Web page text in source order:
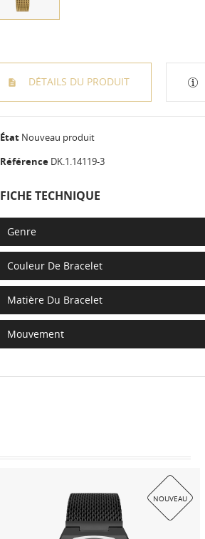
DÉTAILS DU PRODUIT
État Nouveau produit
Référence DK.1.14119-3
FICHE TECHNIQUE
Genre
Couleur De Bracelet
Matière Du Bracelet
Mouvement
NOUVEAU